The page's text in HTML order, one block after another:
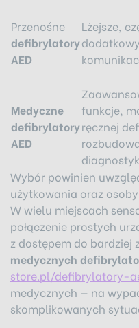
Przenośne
defibrylatory
AED
Lżejsze,
Medyczne
defibrylatory
AED
funkcje,
ręcznej
Wybór powinien
użytkowania oraz
W wielu miejscach
połączenie prostych
z dostępem do bardziej
medycznych
store.pl/defibrylatory-
medycznych — na
skomplikowanych